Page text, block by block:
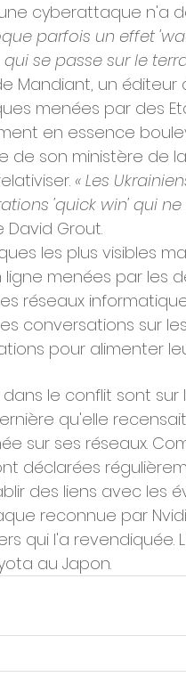
cyberattaque n'a
parfois un effet
se passe sur le
Mandiant, un éditeur
menées par des
en essence
son ministère de
« Les
'quick win' qui
David Grout.
les plus visibles
menées par les
réseaux
conversations sur
pour alimenter
le conflit sont sur
qu'elle
sur ses réseaux.
déclarées
des liens avec les
reconnue par
qui l'a revendiquée.
au Japon.